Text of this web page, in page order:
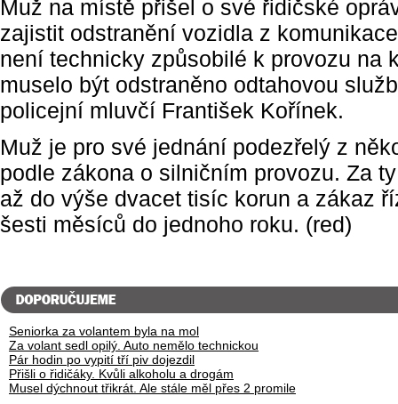
Muž na místě přišel o své řidičské
zajistit odstranění vozidla z
není technicky způsobilé k provozu na
muselo být odstraněno odtahovou
policejní mluvčí František Kořínek.
Muž je pro své jednání podezřelý z
podle zákona o silničním provozu. Za
až do výše dvacet tisíc korun a zákaz
šesti měsíců do jednoho roku. (red)
Seniorka za volantem byla na mol
Za volant sedl opilý. Auto nemělo technickou
Pár hodin po vypití tří piv dojezdil
Přišli o řidičáky. Kvůli alkoholu a drogám
Musel dýchnout třikrát. Ale stále měl přes 2 promile